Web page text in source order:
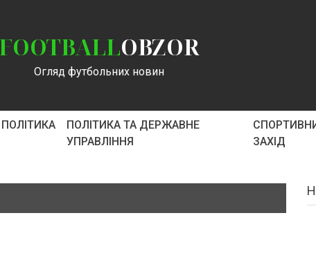
FOOTBALLOBZOR
Огляд футбольних новин
ПОЛІТИКА
ПОЛІТИКА ТА ДЕРЖАВНЕ
УПРАВЛІННЯ
ЗАХІД